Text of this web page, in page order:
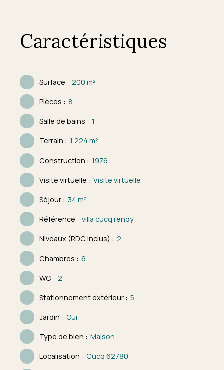
Caractéristiques
Surface : 200m²
Pièces : 8
Salle de bains : 1
Terrain : 1 224m²
Construction : 1976
Visite virtuelle : Visite virtuelle
Séjour : 34m²
Référence : villa cucq rendy
Niveaux (RDC inclus) : 2
Chambres : 6
WC : 2
Stationnement extérieur : 5
Jardin : Oui
Type de bien : Maison
Localisation : Cucq 62780